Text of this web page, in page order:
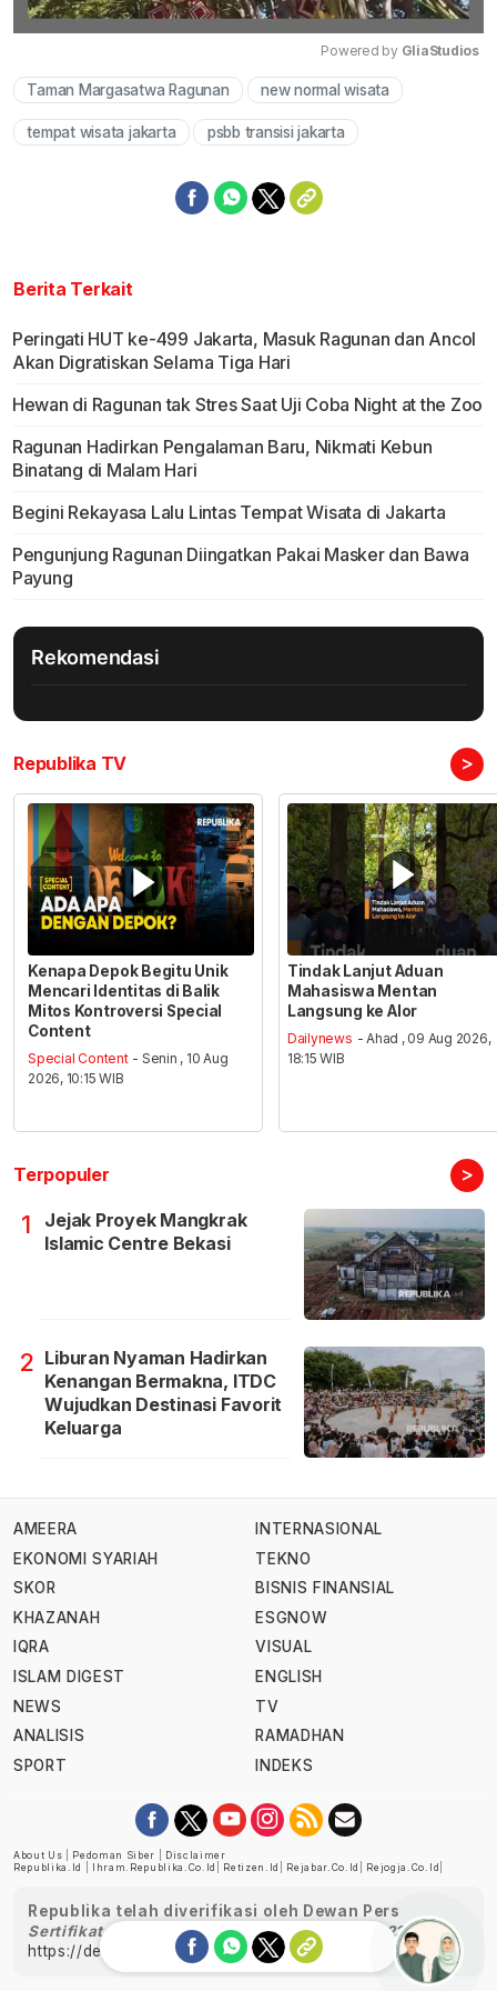
Powered by GliaStudios
Taman Margasatwa Ragunan new normal wisata
tempat wisata jakarta psbb transisi jakarta
Berita Terkait
Peringati HUT ke-499 Jakarta, Masuk Ragunan dan Ancol
Akan Digratiskan Selama Tiga Hari
Hewan di Ragunan tak Stres Saat Uji Coba Night at the Zoo
Ragunan Hadirkan Pengalaman Baru, Nikmati Kebun
Binatang di Malam Hari
Begini Rekayasa Lalu Lintas Tempat Wisata di Jakarta
Pengunjung Ragunan Diingatkan Pakai Masker dan Bawa
Payung
Rekomendasi
Republika TV >
Kenapa Depok Begitu Unik
Mencari Identitas di Balik
Mitos Kontroversi Special
Content
Special Content - Senin , 10 Aug
2026, 10:15 WIB
Tindak Lanjut Aduan
Mahasiswa Mentan
Langsung ke Alor
Dailynews - Ahad , 09 Aug 2026,
18:15 WIB
Terpopuler >
1
Jejak Proyek Mangkrak
Islamic Centre Bekasi
2 Liburan Nyaman Hadirkan
Kenangan Bermakna, ITDC
Wujudkan Destinasi Favorit
Keluarga
AMEERA
EKONOMI SYARIAH
SKOR
KHAZANAH
IQRA
ISLAM DIGEST
NEWS
ANALISIS
SPORT
INTERNASIONAL
TEKNO
BISNIS FINANSIAL
ESGNOW
VISUAL
ENGLISH
TV
RAMADHAN
INDEKS
About Us Pedoman Siber
Disclaimer
Republika.id
Ihram.republika.co.id Retizen.id Rejabar.co.id Rejogja.co.id
Republika telah diverifikasi oleh Dewan Pers
Sertifikat Nomor 1058/DP-Verifikasi/K/XII/2022
https://dewanpers.or.id/data/perusahaanpers